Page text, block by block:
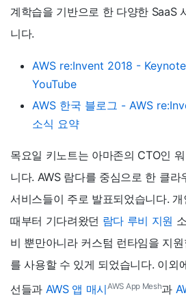
계학습을 기반으로 한 다양한 SaaS
니다.
AWS re:Invent 2018 -
YouTube
AWS 한국 블로그 - AWS
소식 요약
목요일 키노트는 아마존의 CTO인
니다. AWS 람다를 중심으로 한 클라
서비스들이 주로 발표되었습니다.
때부터 기다려왔던 람다 루비 지원
비 뿐만아니라 커스텀 런타임을 지
를 사용할 수 있게 되었습니다. 이외
선들과 AWS 앱 매시AWS App Mesh과